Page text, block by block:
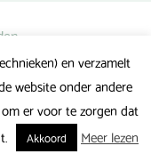
en verzamelt
website onder andere
er voor te zorgen dat
Akkoord Meer lezen